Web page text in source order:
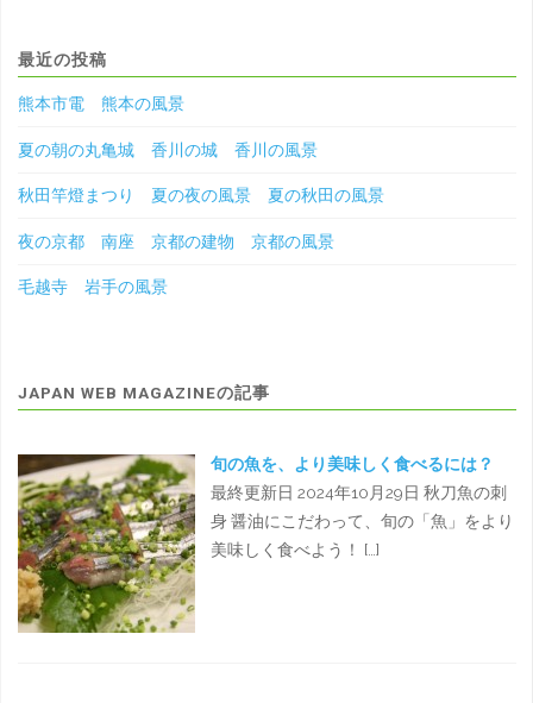
最近の投稿
熊本市電 熊本の風景
夏の朝の丸亀城 香川の城 香川の風景
秋田竿燈まつり 夏の夜の風景 夏の秋田の風景
夜の京都 南座 京都の建物 京都の風景
毛越寺 岩手の風景
JAPAN WEB MAGAZINEの記事
旬の魚を、より美味しく食べるには？
最終更新日 2024年10月29日 秋刀魚の刺
身 醤油にこだわって、旬の「魚」をより
美味しく食べよう！ […]